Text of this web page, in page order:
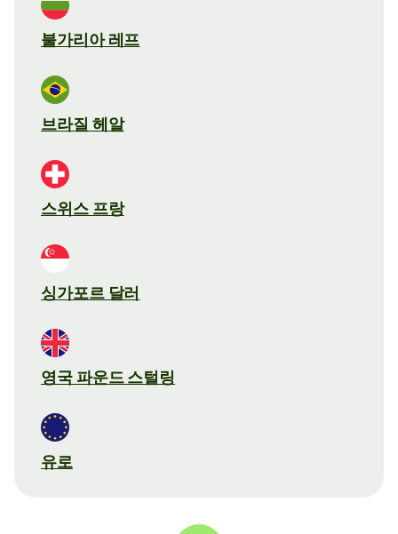
불가리아 레프
브라질 헤알
스위스 프랑
싱가포르 달러
영국 파운드 스털링
유로